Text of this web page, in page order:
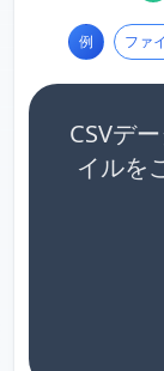
例 ファ
CSVデ
イルを